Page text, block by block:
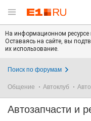
На информационном
Оставаясь на сайте, вы
их использование.
Поиск по форумам
Общение Автоклуб
Автозапчасти и